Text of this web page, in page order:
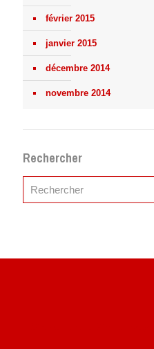
février 2015
janvier 2015
décembre 2014
novembre 2014
Rechercher